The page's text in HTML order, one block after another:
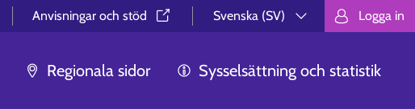
Anvisningar och stöd⁠
Svenska (SV)
Välj språk.
Logga in
Regionala sidor Sysselsättning och statistik